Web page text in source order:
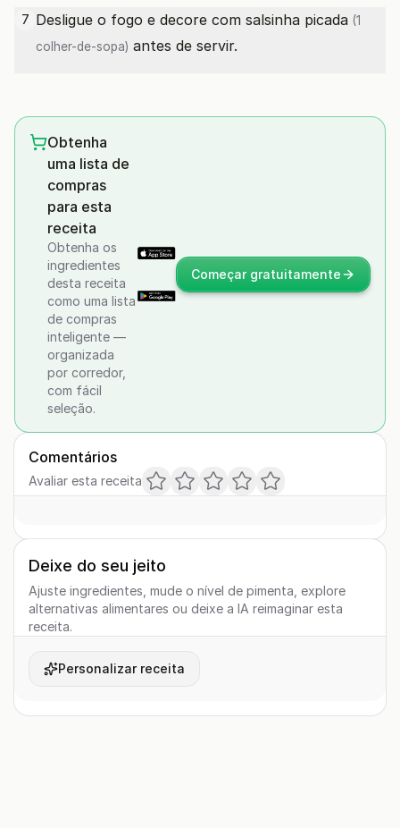
7 Desligue o fogo e decore com salsinha picada (1
colher-de-sopa) antes de servir.
Obtenha
uma lista de
compras
para esta
receita
Obtenha os
ingredientes
desta receita
como uma lista
de compras
inteligente —
organizada
por corredor,
com fácil
seleção.
Começar gratuitamente
Comentários
Avaliar esta receita
Deixe do seu jeito
Ajuste ingredientes, mude o nível de pimenta, explore
alternativas alimentares ou deixe a IA reimaginar esta
receita.
Personalizar receita